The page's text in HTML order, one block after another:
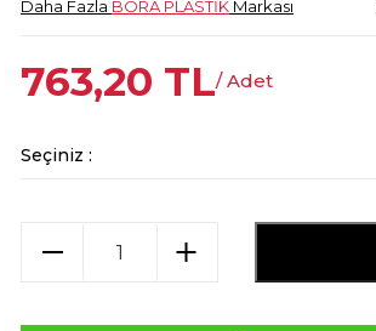
Daha Fazla BORA PLASTİK Markası
763,20 TL/ Adet
Seçiniz :